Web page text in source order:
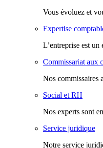
Vous évoluez et
Expertise
L’entreprise est
Commissariat aux
Nos commissaires
Social et RH
Nos experts sont
Service juridique
Notre service